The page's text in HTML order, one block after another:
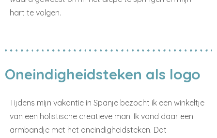
hart te volgen.
Oneindigheidsteken als logo
Tijdens mijn vakantie in Spanje bezocht ik een winkeltje
van een holistische creatieve man. Ik vond daar een
armbandje met het oneindigheidsteken. Dat